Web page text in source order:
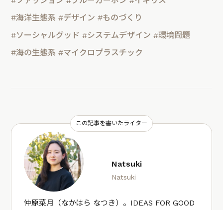
#海洋生態系 #デザイン #ものづくり
#ソーシャルグッド #システムデザイン #環境問題
#海の生態系 #マイクロプラスチック
この記事を書いたライター
Natsuki
Natsuki
仲原菜月（なかはら なつき）。IDEAS FOR GOOD